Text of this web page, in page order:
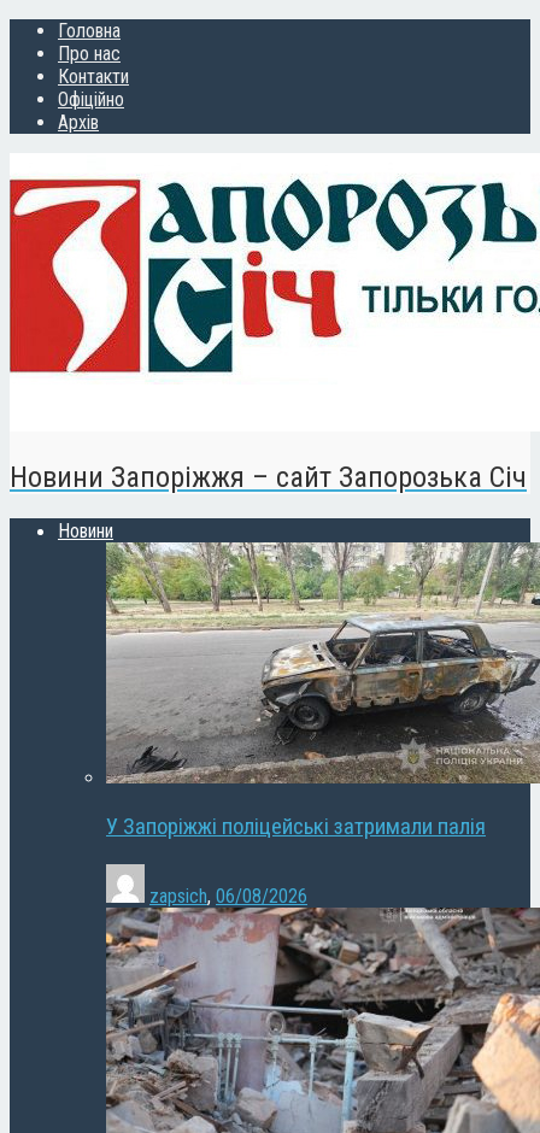
Головна
Про нас
Контакти
Офіційно
Архів
Новини Запоріжжя – сайт Запорозька Січ
Новини
У Запоріжжі поліцейські затримали палія
zapsich, 06/08/2026